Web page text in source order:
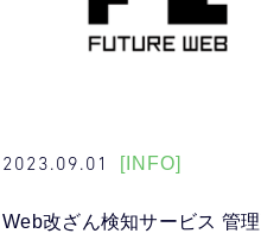
2023.09.01 [INFO]
Web改ざん検知サービス 管